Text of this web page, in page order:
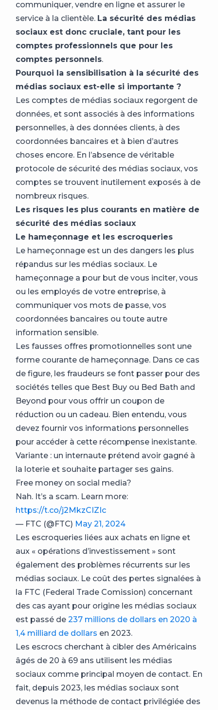
communiquer, vendre en ligne et assurer le
service à la clientèle. La sécurité des médias
sociaux est donc cruciale, tant pour les
comptes professionnels que pour les
comptes personnels.
Pourquoi la sensibilisation à la sécurité des
médias sociaux est-elle si importante ?
Les comptes de médias sociaux regorgent de
données, et sont associés à des informations
personnelles, à des données clients, à des
coordonnées bancaires et à bien d’autres
choses encore. En l’absence de véritable
protocole de sécurité des médias sociaux, vos
comptes se trouvent inutilement exposés à de
nombreux risques.
Les risques les plus courants en matière de
sécurité des médias sociaux
Le hameçonnage et les escroqueries
Le hameçonnage est un des dangers les plus
répandus sur les médias sociaux. Le
hameçonnage a pour but de vous inciter, vous
ou les employés de votre entreprise, à
communiquer vos mots de passe, vos
coordonnées bancaires ou toute autre
information sensible.
Les fausses offres promotionnelles sont une
forme courante de hameçonnage. Dans ce cas
de figure, les fraudeurs se font passer pour des
sociétés telles que Best Buy ou Bed Bath and
Beyond pour vous offrir un coupon de
réduction ou un cadeau. Bien entendu, vous
devez fournir vos informations personnelles
pour accéder à cette récompense inexistante.
Variante : un internaute prétend avoir gagné à
la loterie et souhaite partager ses gains.
Free money on social media?
Nah. It’s a scam. Learn more:
https://t.co/j2MkzCIZIc
— FTC (@FTC) May 21, 2024
Les escroqueries liées aux achats en ligne et
aux « opérations d’investissement » sont
également des problèmes récurrents sur les
médias sociaux. Le coût des pertes signalées à
la FTC (Federal Trade Comission) concernant
des cas ayant pour origine les médias sociaux
est passé de 237 millions de dollars en 2020 à
1,4 milliard de dollars en 2023.
Les escrocs cherchant à cibler des Américains
âgés de 20 à 69 ans utilisent les médias
sociaux comme principal moyen de contact. En
fait, depuis 2023, les médias sociaux sont
devenus la méthode de contact privilégiée des